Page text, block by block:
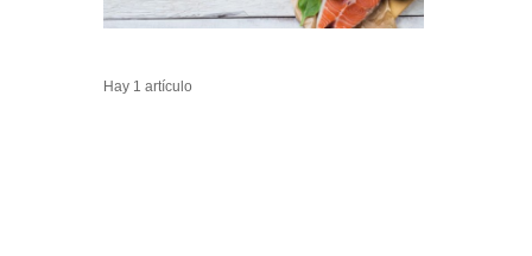
Hay 1 artículo